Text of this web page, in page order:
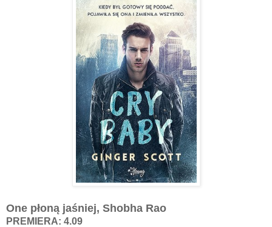
One płoną jaśniej, Shobha Rao
PREMIERA: 4.09